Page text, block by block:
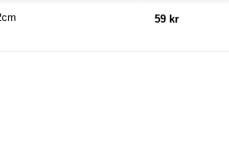
59 kr